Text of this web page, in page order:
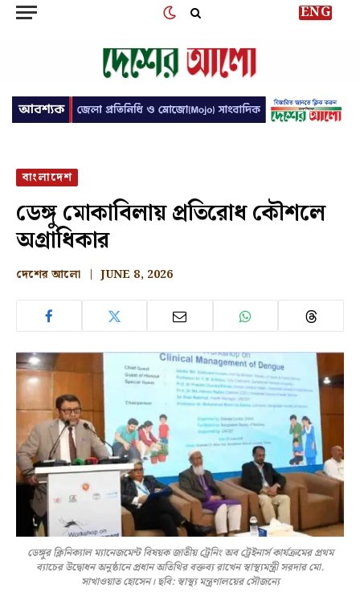
ENG
বাংলাদেশ
ডেঙ্গু মোকাবিলায় প্রতিরোধ কৌশলে
অগ্রাধিকার
দেশের আলো JUNE 8, 2026
ডেঙ্গুর ক্লিনিক্যাল ম্যানেজমেন্ট বিষয়ক জাতীয় ট্রেনিং অব ট্রেইনার্স কার্যক্রমের প্রথম
ব্যাচের উদ্বোধন অনুষ্ঠানে প্রধান অতিথির বক্তব্য রাখেন স্বাস্থ্যমন্ত্রী সরদার মো.
সাখাওয়াত হোসেন। ছবি: স্বাস্থ্য মন্ত্রণালয়ের সৌজন্যে